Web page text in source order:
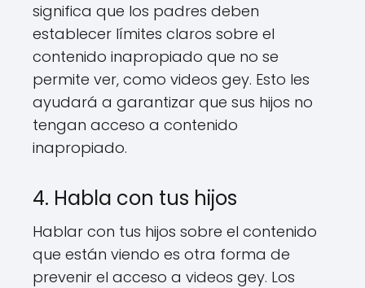
significa que los padres deben
establecer límites claros sobre el
contenido inapropiado que no se
permite ver, como videos gey. Esto les
ayudará a garantizar que sus hijos no
tengan acceso a contenido
inapropiado.
4. Habla con tus hijos
Hablar con tus hijos sobre el contenido
que están viendo es otra forma de
prevenir el acceso a videos gey. Los